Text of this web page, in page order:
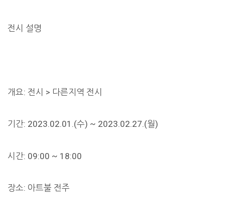
전시 설명
개요: 전시 > 다른지역 전시
기간: 2023.02.01.(수) ~ 2023.02.27.(월)
시간: 09:00 ~ 18:00
장소: 아트불 전주